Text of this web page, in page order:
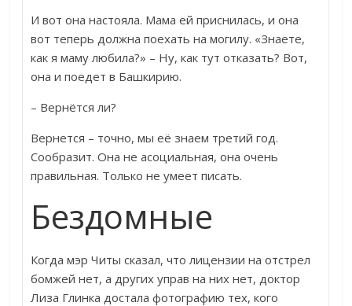
И вот она настояла. Мама ей приснилась, и она
вот теперь должна поехать на могилу. «Знаете,
как я маму любила?» – Ну, как тут отказать? Вот,
она и поедет в Башкирию.
– Вернётся ли?
Вернется – точно, мы её знаем третий год.
Сообразит. Она не асоциальная, она очень
правильная. Только не умеет писать.
Бездомные
Когда мэр Читы сказал, что лицензии на отстрел
бомжей нет, а других управ на них нет, доктор
Лиза Глинка достала фотографию тех, кого